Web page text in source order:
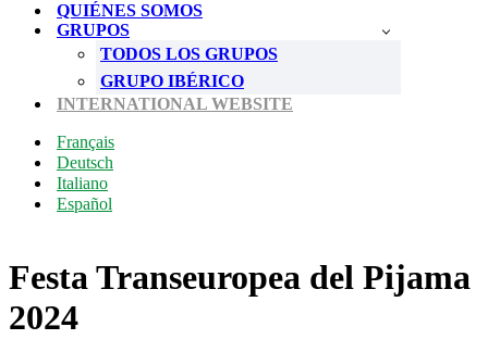
navegaciónQUIÉNES SOMOS
GRUPOS
TODOS LOS GRUPOS
GRUPO IBÉRICO
INTERNATIONAL WEBSITE
Français
Deutsch
Italiano
Español
Festa Transeuropea del Pijama
2024